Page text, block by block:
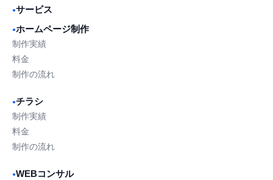
●サービス
●ホームページ制作
制作実績
料金
制作の流れ
●チラシ
制作実績
料金
制作の流れ
●WEBコンサル